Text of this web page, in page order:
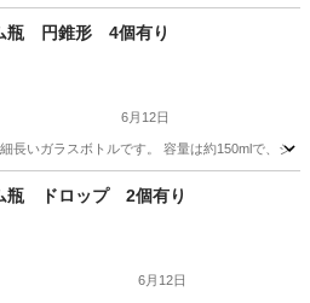
瓶 円錐形 4個有り
6月12日
長いガラスボトルです。 容量は約150mlで、シ
ンテリア雑貨/小物 ハーバリウム
瓶 ドロップ 2個有り
6月12日